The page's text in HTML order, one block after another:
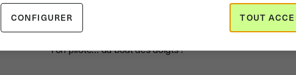
Toutes ces entités font en fait partie d’une sphère
l’on pilote… du bout des doigts !
CONFIGURER TOUT